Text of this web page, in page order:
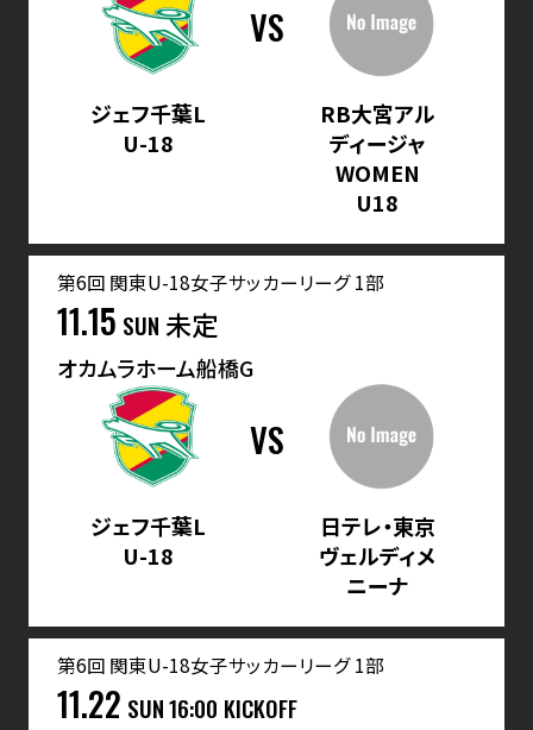
ジェフ千葉L
U-18
VS
RB大宮アル
ディージャ
WOMEN
U18
第6回 関東U-18女子サッカーリーグ 1部
11.15 SUN 未定
オカムラホーム船橋G
ジェフ千葉L
U-18
VS
日テレ・東京
ヴェルディメ
ニーナ
第6回 関東U-18女子サッカーリーグ 1部
11.22 SUN16:00 KICKOFF